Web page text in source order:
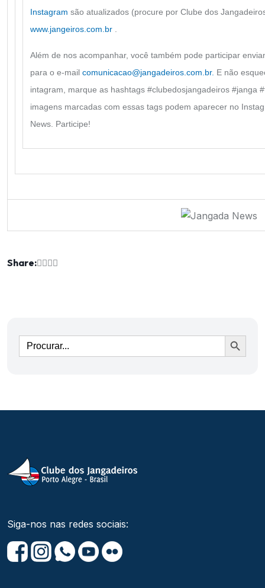
Instagram são atualizados (procure por Clube dos
www.jangeiros.com.br
Além de nos acompanhar, você também pode participar
para o e-mail comunicacao@jangadeiros.com.br. E não
intagram, marque as hashtags #clubedosjangadeiros #janga
imagens marcadas com essas tags podem aparecer no
News. Participe!
Share:
Ir
Siga-nos nas redes sociais: